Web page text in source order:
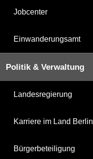
Jobcenter
Einwanderungsamt
Politik & Verwaltung
Landesregierung
Karriere im Land Berlin
Bürgerbeteiligung